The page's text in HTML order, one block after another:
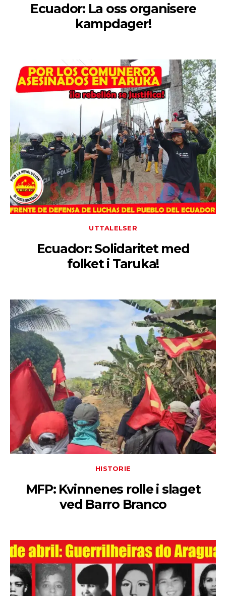
Ecuador: La oss organisere
kampdager!
UTTALELSER
Ecuador: Solidaritet med
folket i Taruka!
HISTORIE
MFP: Kvinnenes rolle i slaget
ved Barro Branco